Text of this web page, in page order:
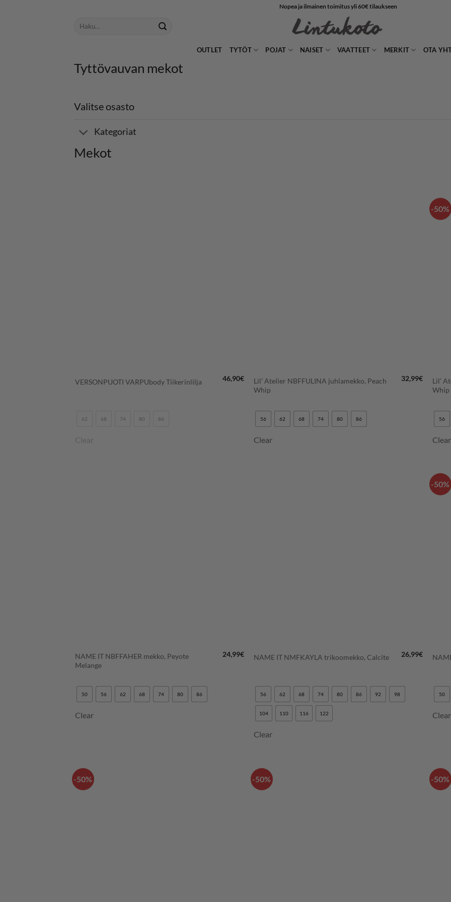
Nopea ja ilmainen toimitus yli 60€ tilaukseen
Etsi:
OUTLET TYTÖT POJAT NAISET VAATTEET MERKIT OTA
Tyttövauvan mekot
Valitse osasto
Kategoriat
Mekot
VERSONPUOTI VARPUbody Tiikerinlilja 46,90€
62 68 74 80 86
Clear
Lil’ Atelier NBFFULINA juhlamekko, Peach
Whip
32,99€
56 62 68 74 80 86
Clear
-50%
Lil’
Whip
56
Clear
NAME IT NBFFAHER mekko, Peyote
Melange
24,99€
50 56 62 68 74 80 86
Clear
NAME IT NMFKAYLA trikoomekko, Calcite 26,99€
56 62 68 74 80 86 92 98
104 110 116 122
Clear
-50%
50
Clear
-50% -50% -50%